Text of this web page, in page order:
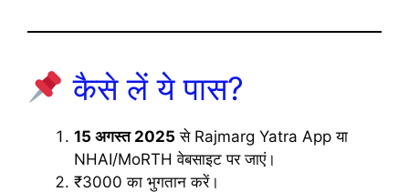
कैसे लें ये पास?
15 अगस्त 2025 से Rajmarg Yatra App या
NHAI/MoRTH वेबसाइट पर जाएं।
₹3000 का भुगतान करें।